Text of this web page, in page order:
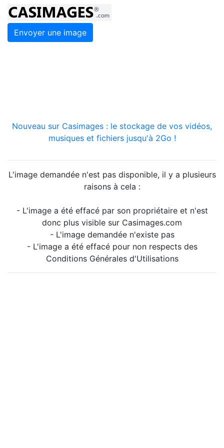
Envoyer une image
Nouveau sur Casimages : le stockage de vos vidéos,
musiques et fichiers jusqu'à 2Go !
L'image demandée n'est pas disponible, il y a plusieurs
raisons à cela :
- L'image a été effacé par son propriétaire et n'est
donc plus visible sur Casimages.com
- L'image demandée n'existe pas
- L'image a été effacé pour non respects des
Conditions Générales d'Utilisations